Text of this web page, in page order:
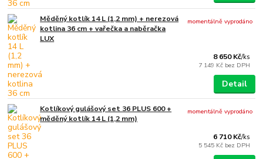
Měděný kotlík 14 L (1,2 mm) + nerezová
kotlina 36 cm + vařečka a naběračka
LUX
8 650 Kč/ks
7 149 Kč bez DPH
momentálně vyprodáno
Detail
Kotlíkový gulášový set 36 PLUS 600 +
měděný kotlík 14 L (1,2 mm)
6 710 Kč/ks
5 545 Kč bez DPH
momentálně vyprodáno